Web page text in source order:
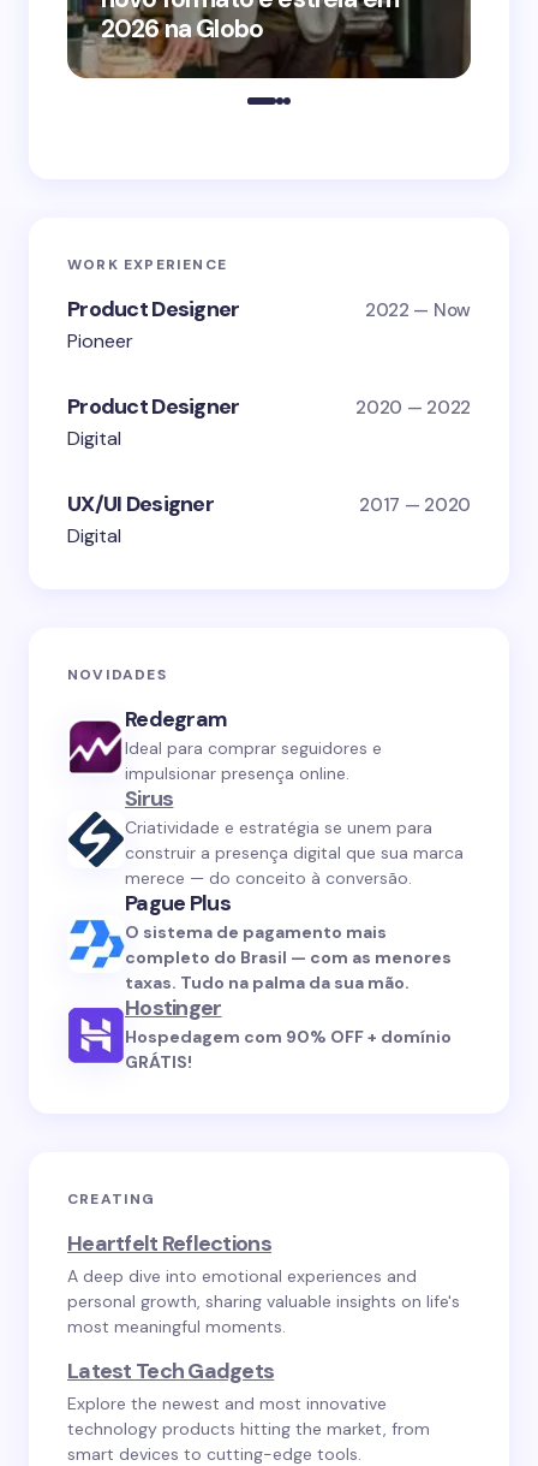
2026 na Globo
WORK EXPERIENCE
Product Designer 2022 — Now
Pioneer
Product Designer 2020 — 2022
Digital
UX/UI Designer 2017 — 2020
Digital
NOVIDADES
Redegram
Ideal para comprar seguidores e
impulsionar presença online.
Sirus
Criatividade e estratégia se unem para
construir a presença digital que sua marca
merece — do conceito à conversão.
Pague Plus
O sistema de pagamento mais
completo do Brasil — com as menores
taxas. Tudo na palma da sua mão.
Hostinger
Hospedagem com 90% OFF + domínio
GRÁTIS!
CREATING
Heartfelt Reflections
A deep dive into emotional experiences and
personal growth, sharing valuable insights on life's
most meaningful moments.
Latest Tech Gadgets
Explore the newest and most innovative
technology products hitting the market, from
smart devices to cutting-edge tools.